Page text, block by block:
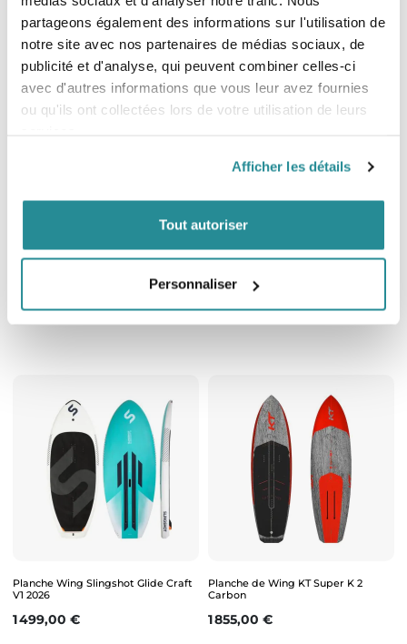
partageons également des informations sur l'utilisation de
notre site avec nos partenaires de médias sociaux, de
publicité et d'analyse, qui peuvent combiner celles-ci
avec d'autres informations que vous leur avez fournies
ou qu'ils ont collectées lors de votre utilisation de leurs
Afficher les détails
Tout autoriser
Personnaliser
Prix
1 289,00 € Prix
2 299,00 €
Planche F-ONE Rocket Wing-S
Prix
1 949,00 €
-40%
Planche Wing Slingshot Flow Craft
V1 2025
Prix de base
1 615,00 € Prix
969,00 €
Planche Wing Slingshot Glide Craft
V1 2026
Prix
1 499,00 €
Planche de Wing KT Super K 2
Carbon
Prix
1 855,00 €